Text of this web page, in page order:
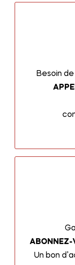
Besoin
ABONNEZ-
Un bon